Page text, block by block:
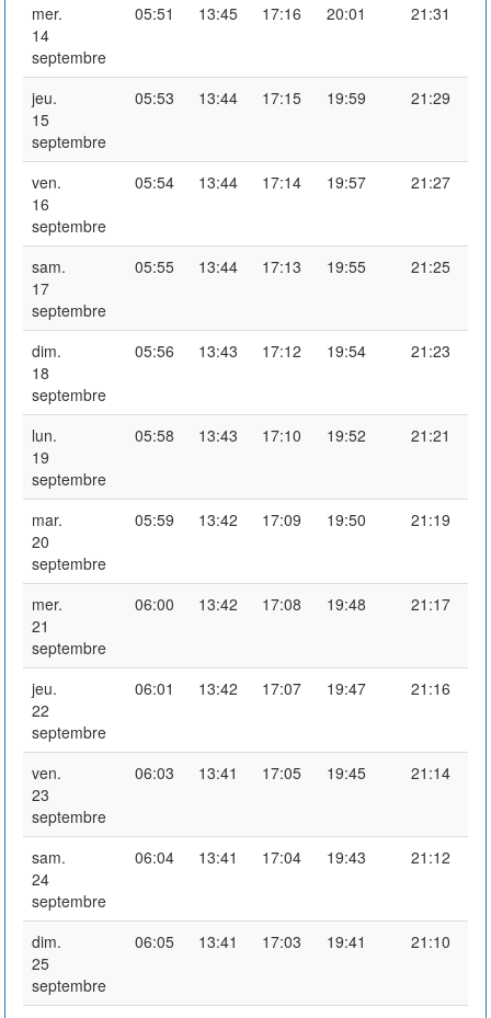
mer.
14
septembre
05:51 13:45 17:16 20:01 21:31
jeu.
15
septembre
05:53 13:44 17:15 19:59 21:29
ven.
16
septembre
05:54 13:44 17:14 19:57 21:27
sam.
17
septembre
05:55 13:44 17:13 19:55 21:25
dim.
18
septembre
05:56 13:43 17:12 19:54 21:23
lun.
19
septembre
05:58 13:43 17:10 19:52 21:21
mar.
20
septembre
05:59 13:42 17:09 19:50 21:19
mer.
21
septembre
06:00 13:42 17:08 19:48 21:17
jeu.
22
septembre
06:01 13:42 17:07 19:47 21:16
ven.
23
septembre
06:03 13:41 17:05 19:45 21:14
sam.
24
septembre
06:04 13:41 17:04 19:43 21:12
dim.
25
septembre
06:05 13:41 17:03 19:41 21:10